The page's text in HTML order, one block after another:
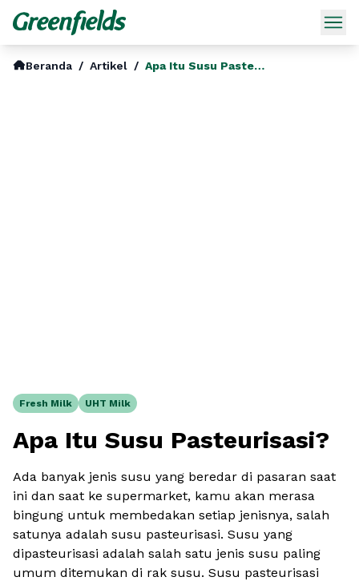
Beranda / Artikel / Apa Itu Susu Pasteurisasi
Fresh Milk UHT Milk
Apa Itu Susu Pasteurisasi?
Ada banyak jenis susu yang beredar di pasaran saat
ini dan saat ke supermarket, kamu akan merasa
bingung untuk membedakan setiap jenisnya, salah
satunya adalah susu pasteurisasi. Susu yang
dipasteurisasi adalah salah satu jenis susu paling
umum ditemukan di rak susu. Susu pasteurisasi